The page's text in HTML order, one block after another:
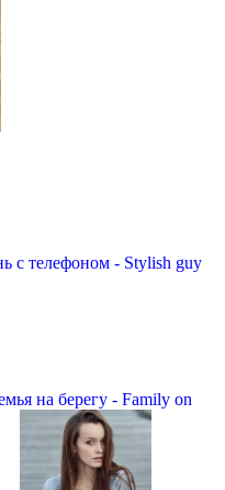
с телефоном - Stylish guy
на берегу - Family on